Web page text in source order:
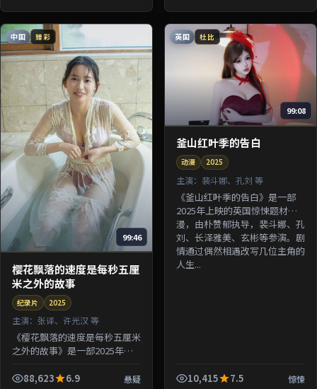
中国 臻彩
99:46
樱花飘落的速度是每秒五厘
米之外的故事
纪录片 2025
主演： 张译、许光汉 等
《樱花飘落的速度是每秒五厘米
之外的故事》是一部2025年上
由杜琪峰执导，张译、许光汉、
88,623 6.9 悬疑
英国 杜比
99:08
釜山红叶季的告白
动漫 2025
主演： 裴斗娜、孔刘 等
《釜山红叶季的告白》是一部
2025年上映的英国惊悚题材动
漫，由朴赞郁执导，裴斗娜、孔
刘、长泽雅美、玄彬等参演。剧
情通过偶然相遇改写几位主角的
人生...
10,415 7.5 惊悚